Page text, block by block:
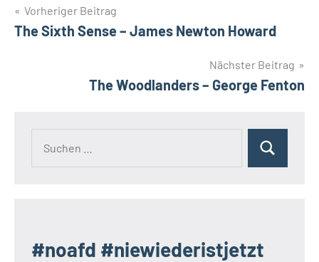
Beitragsnavigation
Vorheriger Beitrag
The Sixth Sense – James Newton Howard
Nächster Beitrag
The Woodlanders – George Fenton
Suchen
#noafd #niewiederistjetzt